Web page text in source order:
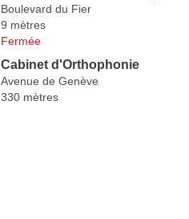
Boulevard du Fier
9 mètres
Fermée
Cabinet d'Orthophonie
Avenue de Genève
330 mètres